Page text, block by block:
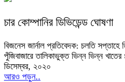
চার কোম্পানির ডিভিডেন্ড ঘোষণা
বিজনেস জার্নাল প্রতিবেদক: চলতি সপ্তাহে
পুঁজিবাজারে তালিকাভুক্ত ভিন্ন ভিন্ন
ডিসেম্বর, ২০২০
আরও পড়ুন..